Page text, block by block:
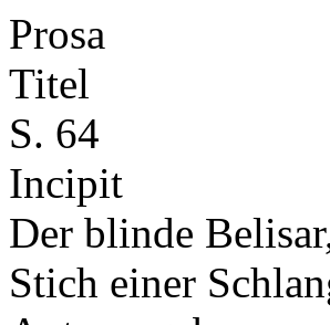
Prosa
Titel
S. 64
Incipit
Der blinde
Stich einer